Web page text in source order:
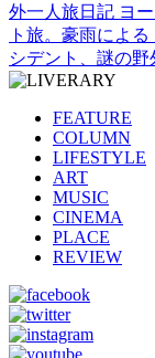
外一人旅日記 ヨ
ト旅。豪雨によ
シデント、謎の野
FEATURE
COLUMN
LIFESTYLE
ART
MUSIC
CINEMA
PLACE
REVIEW